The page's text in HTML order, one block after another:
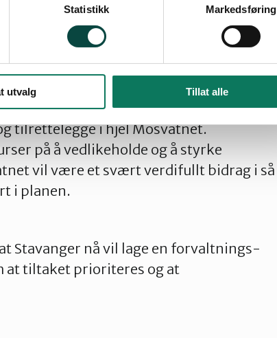
Statistikk Markedsføring
utvalg Tillat alle
har utvidelsesplaner ned mot vatnet, og
blir realisert, kan bli flyttet til
planen skal gjøres ”mer attraktiv”
tilrettelegge i hjel Mosvatnet.
på å vedlikeholde og å styrke
vil være et svært verdifullt bidrag i så
i planen.
Stavanger nå vil lage en forvaltnings-
at tiltaket prioriteres og at